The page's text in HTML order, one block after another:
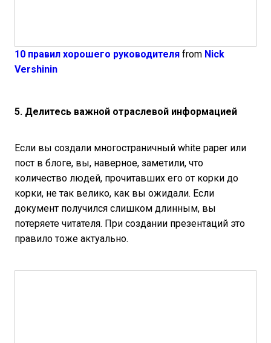
10 правил хорошего руководителя from Nick
Vershinin
5. Делитесь важной отраслевой информацией
Если вы создали многостраничный white paper или
пост в блоге, вы, наверное, заметили, что
количество людей, прочитавших его от корки до
корки, не так велико, как вы ожидали. Если
документ получился слишком длинным, вы
потеряете читателя. При создании презентаций это
правило тоже актуально.